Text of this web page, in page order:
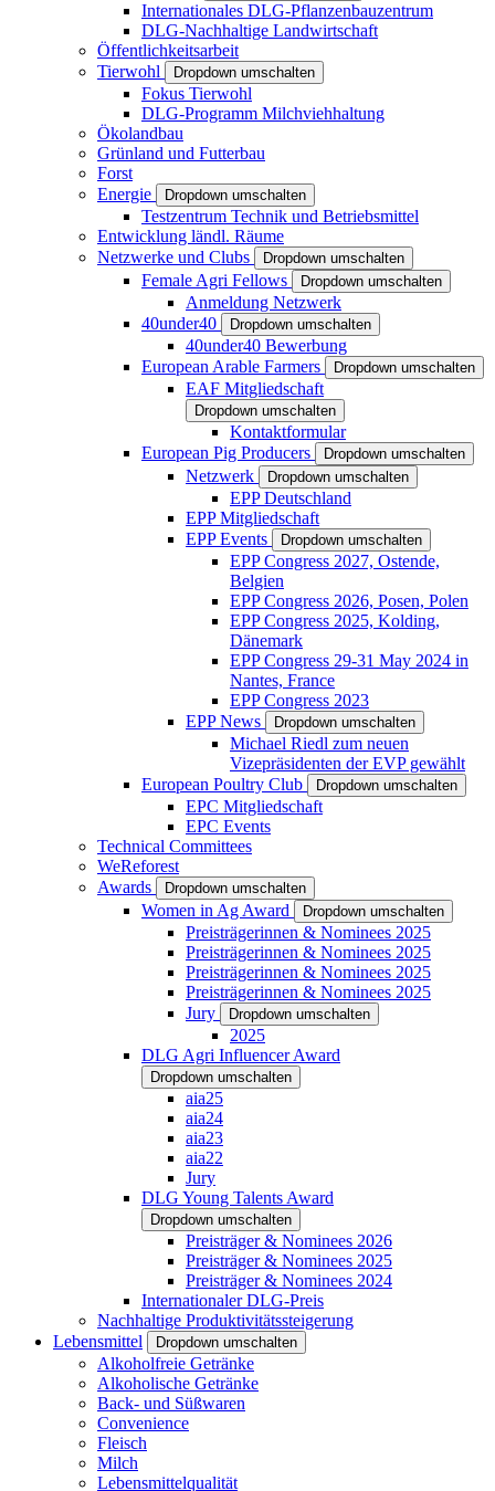
Internationales DLG-Pflanzenbauzentrum
DLG-Nachhaltige Landwirtschaft
Öffentlichkeitsarbeit
Tierwohl
Dropdown umschalten
Fokus Tierwohl
DLG-Programm Milchviehhaltung
Ökolandbau
Grünland und Futterbau
Forst
Energie
Dropdown umschalten
Testzentrum Technik und Betriebsmittel
Entwicklung ländl. Räume
Netzwerke und Clubs
Dropdown umschalten
Female Agri Fellows Dropdown umschalten
Anmeldung Netzwerk
40under40
Dropdown umschalten
40under40 Bewerbung
European Arable Farmers
Dropdown umschalten
EAF Mitgliedschaft
Dropdown umschalten
Kontaktformular
European Pig Producers
Dropdown umschalten
Netzwerk Dropdown umschalten
EPP Deutschland
EPP Mitgliedschaft
EPP Events
Dropdown umschalten
EPP Congress 2027, Ostende,
Belgien
EPP Congress 2026, Posen, Polen
EPP Congress 2025, Kolding,
Dänemark
EPP Congress 29-31 May 2024 in
Nantes, France
EPP Congress 2023
EPP News
Dropdown umschalten
Michael Riedl zum neuen
Vizepräsidenten der EVP gewählt
European Poultry Club
Dropdown umschalten
EPC Mitgliedschaft
EPC Events
Technical Committees
WeReforest
Awards
Dropdown umschalten
Women in Ag Award Dropdown umschalten
Preisträgerinnen & Nominees 2025
Preisträgerinnen & Nominees 2025
Preisträgerinnen & Nominees 2025
Preisträgerinnen & Nominees 2025
Jury
Dropdown umschalten
2025
DLG Agri Influencer Award
Dropdown umschalten
aia25
aia24
aia23
aia22
Jury
DLG Young Talents Award
Dropdown umschalten
Preisträger & Nominees 2026
Preisträger & Nominees 2025
Preisträger & Nominees 2024
Internationaler DLG-Preis
Nachhaltige Produktivitätssteigerung
Lebensmittel
Dropdown umschalten
Alkoholfreie Getränke
Alkoholische Getränke
Back- und Süßwaren
Convenience
Fleisch
Milch
Lebensmittelqualität